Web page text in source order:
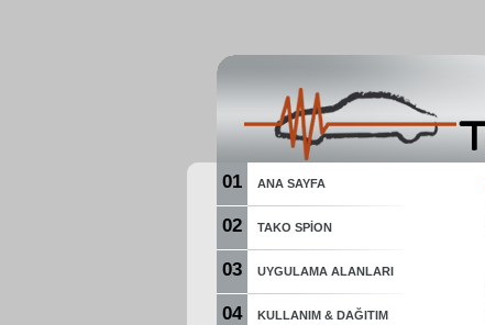
01 ANA SAYFA
02 TAKO SPION
03 UYGULAMA ALANLARI
04 KULLANIM & DAĞITIM